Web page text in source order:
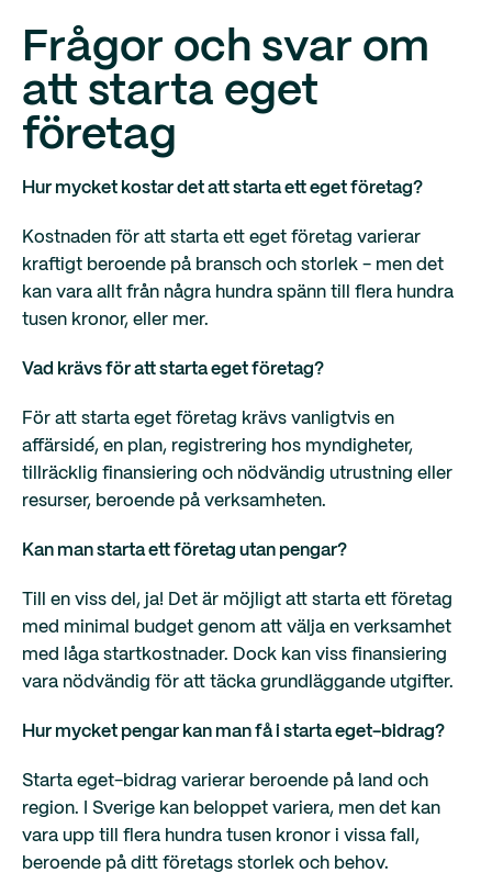
Frågor och svar om
att starta eget
företag
Hur mycket kostar det att starta ett eget företag?
Kostnaden för att starta ett eget företag varierar
kraftigt beroende på bransch och storlek - men det
kan vara allt från några hundra spänn till flera hundra
tusen kronor, eller mer.
Vad krävs för att starta eget företag?
För att starta eget företag krävs vanligtvis en
affärsidé, en plan, registrering hos myndigheter,
tillräcklig finansiering och nödvändig utrustning eller
resurser, beroende på verksamheten.
Kan man starta ett företag utan pengar?
Till en viss del, ja! Det är möjligt att starta ett företag
med minimal budget genom att välja en verksamhet
med låga startkostnader. Dock kan viss finansiering
vara nödvändig för att täcka grundläggande utgifter.
Hur mycket pengar kan man få i starta eget-bidrag?
Starta eget-bidrag varierar beroende på land och
region. I Sverige kan beloppet variera, men det kan
vara upp till flera hundra tusen kronor i vissa fall,
beroende på ditt företags storlek och behov.